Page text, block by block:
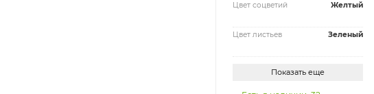
Цвет соцветий Желтый
Цвет листьев Зеленый
Показать еще